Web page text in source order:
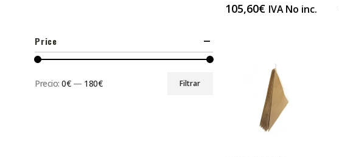
105,60€ IVA No inc.
Price
Filtrar
Precio:0€— 180€